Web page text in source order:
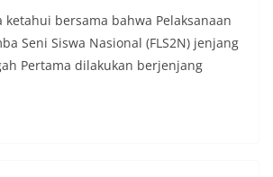
ketahui bersama bahwa Pelaksanaan
Seni Siswa Nasional (FLS2N) jenjang
Pertama dilakukan berjenjang